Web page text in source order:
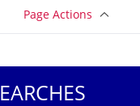
Page Actions